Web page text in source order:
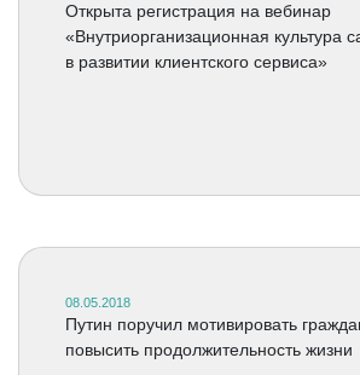
Открыта регистрация на вебинар
«Внутриорганизационная культура
в развитии клиентского сервиса»
08.05.2018
Путин поручил мотивировать
повысить продолжительность жизни